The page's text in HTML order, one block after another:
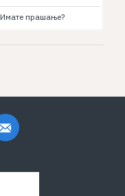
Имате прашање?